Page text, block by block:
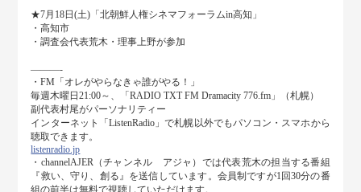
★7月18日(土)「北朝鮮人権シネマフォーラムin高知」
・高知市
・調査会代表荒木・理事上野が参加
———-
・FM「オレがやらなきゃ誰がやる！」
毎週木曜日21:00～、「RADIO TXT FM Dramacity 776.fm」（札幌）
副代表村尾がパーソナリティー
インターネット「ListenRadio」で札幌以外でもパソコン・スマホから
聴取できます。
listenradio.jp
・channelAJER（チャンネル アジャ）では代表荒木の担当する番組
『救い、守り、創る』を送信しています。会員制ですが1回30分の番